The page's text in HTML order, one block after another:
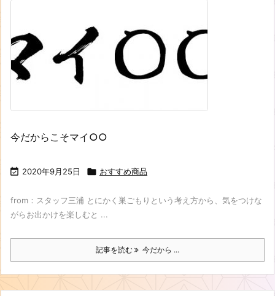
今だからこそマイ○○
 2020年9月25日  おすすめ商品
from：スタッフ三浦 とにかく巣ごもりという考え方から、気をつけな
がらお出かけを楽しむと ...
記事を読む 今だから ...